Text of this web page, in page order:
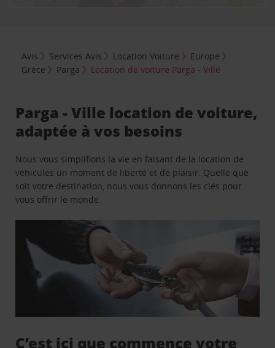
Avis Services Avis Location Voiture
Europe
Grèce
Parga Location de voiture Parga - Ville
Parga - Ville location de voiture,
adaptée à vos besoins
Nous vous simplifions la vie en faisant de la location de
véhicules un moment de liberté et de plaisir. Quelle que
soit votre destination, nous vous donnons les clés pour
vous offrir le monde.
C’est ici que commence votre